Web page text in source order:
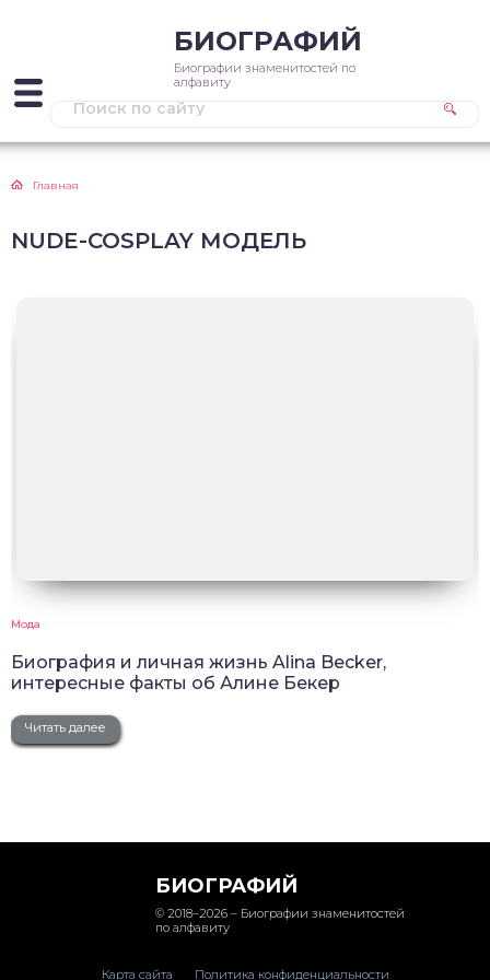
БИОГРАФИЙ
Биографии знаменитостей по
алфавиту
Главная
NUDE-COSPLAY МОДЕЛЬ
Мода
Биография и личная жизнь Alina Becker,
интересные факты об Алине Бекер
Читать далее
БИОГРАФИЙ
© 2018–2026 – Биографии знаменитостей
по алфавиту
Карта сайта Политика конфиденциальности